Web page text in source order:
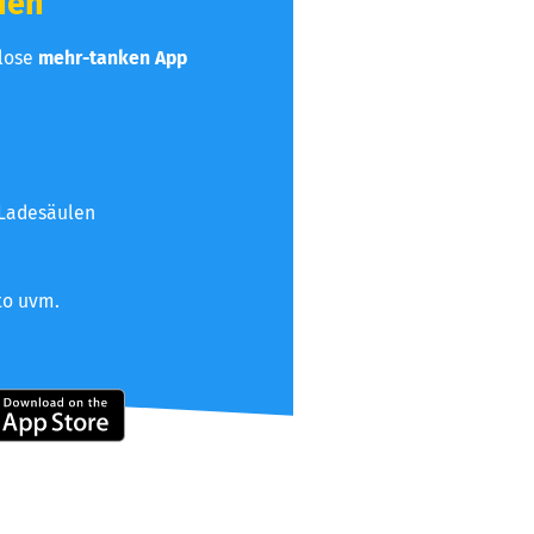
mehr-tanken App
uvm.